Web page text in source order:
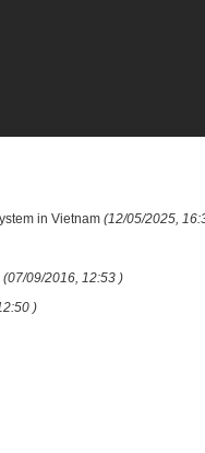
in Vietnam (12/05/2025,
(07/09/2016, 12:53 )
)